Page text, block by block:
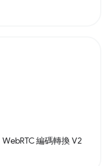
編碼轉換 V2